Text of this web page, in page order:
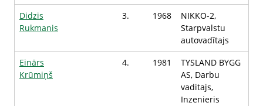
Didzis
Rukmanis
3. 1968
NIKKO-2,
Starpvalstu
autovadītajs
Einārs
Krūmiņš
4. 1981
TYSLAND BYGG
AS, Darbu
vaditajs,
Inzenieris